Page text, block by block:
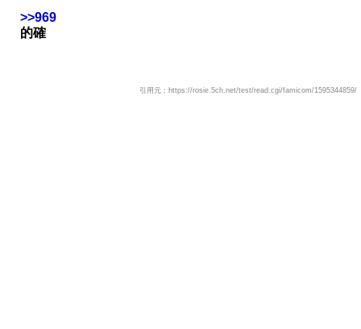
>>969
的確
引用元：https://rosie.5ch.net/test/read.cgi/famicom/1595344859/